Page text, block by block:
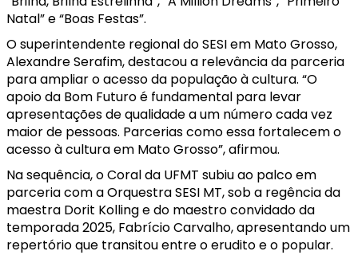
Natal” e “Boas Festas”.
O superintendente regional do SESI em Mato Grosso,
Alexandre Serafim, destacou a relevância da parceria
para ampliar o acesso da população à cultura. “O
apoio da Bom Futuro é fundamental para levar
apresentações de qualidade a um número cada vez
maior de pessoas. Parcerias como essa fortalecem o
acesso à cultura em Mato Grosso”, afirmou.
Na sequência, o Coral da UFMT subiu ao palco em
parceria com a Orquestra SESI MT, sob a regência da
maestra Dorit Kolling e do maestro convidado da
temporada 2025, Fabrício Carvalho, apresentando um
repertório que transitou entre o erudito e o popular.